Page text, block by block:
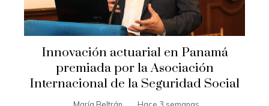
Innovación actuarial en Panamá
premiada por la Asociación
Internacional de la Seguridad Social